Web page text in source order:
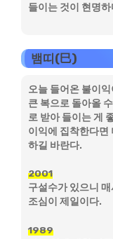
들이는 것이 현명하
뱀띠(巳)
오늘 들어온 불이
큰 복으로 돌아올
로 받아 들이는 게
이익에 집착한다면
하길 바란다.
2001
구설수가 있으니
조심이 제일이다.
1989